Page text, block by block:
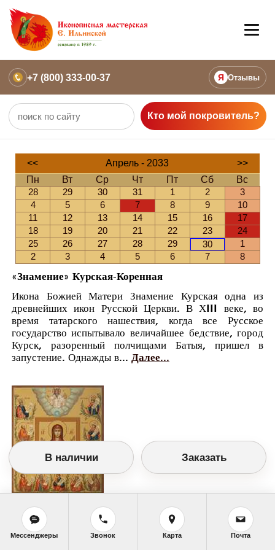
+7 (800) 333-00-37 Я Отзывы
Кто мой покровитель?
<< Апрель - 2033
>>
Пн
Вт Ср Чт Пт Сб
Вс
28
29 30 31 1 2
3
4
5 6 7 8 9
10
11
12 13 14 15 16
17
18
19 20 21 22 23
24
25
26 27 28 29 30
1
2
3 4 5 6 7 8
«Знамение» Курская-Коренная
Икона Божией Матери Знамение Курская одна из
древнейших икон Русской Церкви. В ХIII веке, во
время татарского нашествия, когда все Русское
государство испытывало величайшее бедствие, город
Курск, разоренный полчищами Батыя, пришел в
запустение. Однажды в... Далее...
Православный календарь
<<Суббота, 30 Апреля (17 Апреля по старому
стилю)
>>
В наличии Заказать
Мессенджеры Звонок Карта Почта